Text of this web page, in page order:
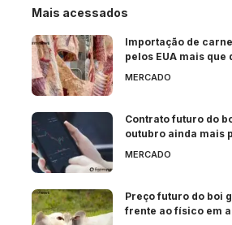
Mais acessados
Importação de
pelos EUA mais
MERCADO
Contrato futuro do
outubro ainda mais
MERCADO
Preço futuro do boi
frente ao físico em